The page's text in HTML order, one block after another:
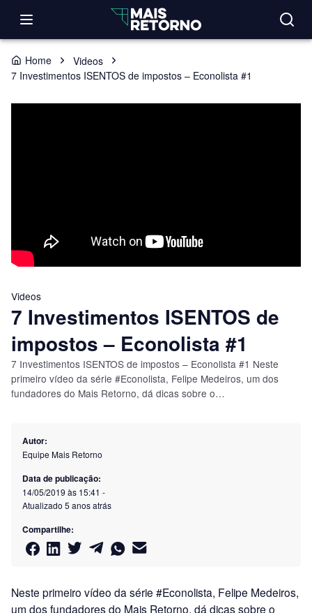
Home
Videos
7 Investimentos ISENTOS de impostos – Econolista #1
Videos
7 Investimentos ISENTOS de
impostos – Econolista #1
7 Investimentos ISENTOS de impostos – Econolista #1 Neste
primeiro vídeo da série #Econolista, Felipe Medeiros, um dos
fundadores do Mais Retorno, dá dicas sobre o…
Autor:
Equipe Mais Retorno
Data de publicação:
14/05/2019 às 15:41 -
Atualizado 5 anos atrás
Compartilhe:
Neste primeiro vídeo da série #Econolista, Felipe Medeiros,
um dos fundadores do Mais Retorno, dá dicas sobre o